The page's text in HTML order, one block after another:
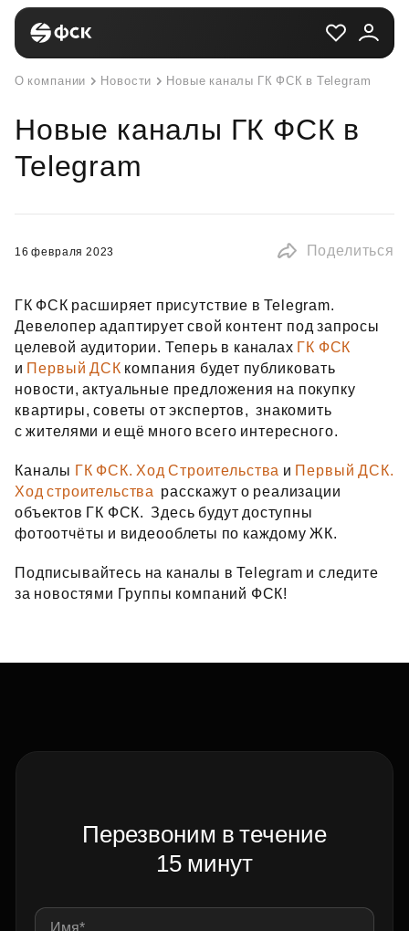
О компании Новости Новые каналы ГК ФСК в Telegram
Новые каналы ГК ФСК в
Telegram
16 февраля 2023 Поделиться
ГК ФСК расширяет присутствие в Telegram.
Девелопер адаптирует свой контент под запросы
целевой аудитории. Теперь в каналах ГК ФСК
и Первый ДСК компания будет публиковать
новости, актуальные предложения на покупку
квартиры, советы от экспертов, знакомить
с жителями и ещё много всего интересного.
Каналы ГК ФСК. Ход Строительства и Первый ДСК.
Ход строительства расскажут о реализации
объектов ГК ФСК. Здесь будут доступны
фотоотчёты и видеооблеты по каждому ЖК.
Подписывайтесь на каналы в Telegram и следите
за новостями Группы компаний ФСК!
Перезвоним в течение
15 минут